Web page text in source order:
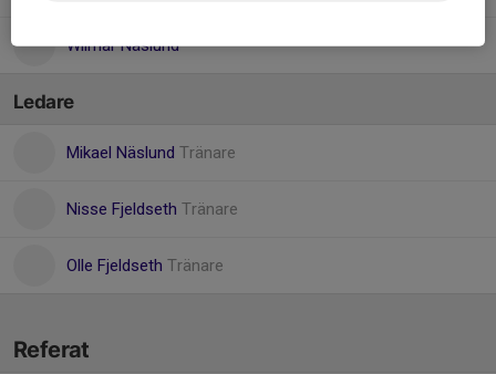
Wilmar Näslund
Ledare
Mikael Näslund Tränare
Nisse Fjeldseth Tränare
Olle Fjeldseth Tränare
Referat